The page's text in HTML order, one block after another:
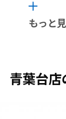
もっと
青葉台